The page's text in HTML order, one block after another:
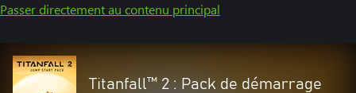
Passer directement au contenu principal
Titanfall™ 2 : Pack de démarrage